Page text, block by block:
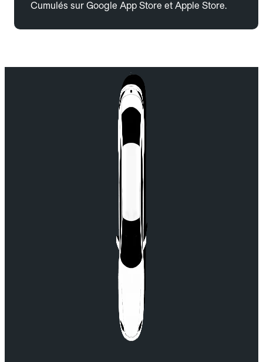
Cumulés sur Google App Store et Apple Store.